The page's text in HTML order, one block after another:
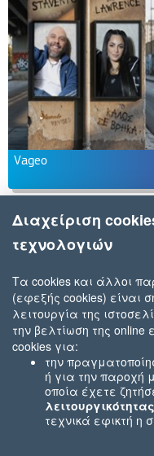
Vageo
Διαχείριση
τεχνολογιών
Τα cookies και άλλοι
(εφεξής cookies) είναι
λειτουργία της
την βελτίωση της
cookies για:
την
ή για την παροχή
οποία έχετε
τεχνικά εφικτή η
που εσείς μας